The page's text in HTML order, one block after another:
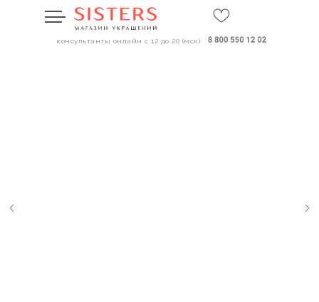
консультанты онлайн с 12 до 20 (мск)